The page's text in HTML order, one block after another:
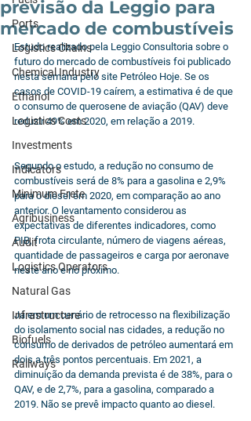
Ports
Logistics Chains
Chemical Industry
Ethanol
Logistics Costs
Investments
Indicators
Minimum Frete
Agribusiness
Audit
Logistics Operators
Natural Gas
Infrastructure
Biofuels
Railways
previsão da Leggio para
mercado de combustíveis
Estudo realizado pela Leggio Consultoria sobre o
futuro do mercado de combustíveis foi publicado
nesta semana pelo site Petróleo Hoje. Se os
casos de COVID-19 caírem, a estimativa é de que
o consumo de querosene de aviação (QAV) deve
reduzir 49% em 2020, em relação a 2019.
Segundo o estudo, a redução no consumo de
combustíveis será de 8% para a gasolina e 2,9%
para o diesel em 2020, em comparação ao ano
anterior. O levantamento considerou as
expectativas de diferentes indicadores, como
PIB, frota circulante, número de viagens aéreas,
quantidade de passageiros e carga por aeronave
neste ano e no próximo.
Já em um cenário de retrocesso na flexibilização
do isolamento social nas cidades, a redução no
consumo de derivados de petróleo aumentará em
dois a três pontos percentuais. Em 2021, a
diminuição da demanda prevista é de 38%, para o
QAV, e de 2,7%, para a gasolina, comparado a
2019. Não se prevê impacto quanto ao diesel.